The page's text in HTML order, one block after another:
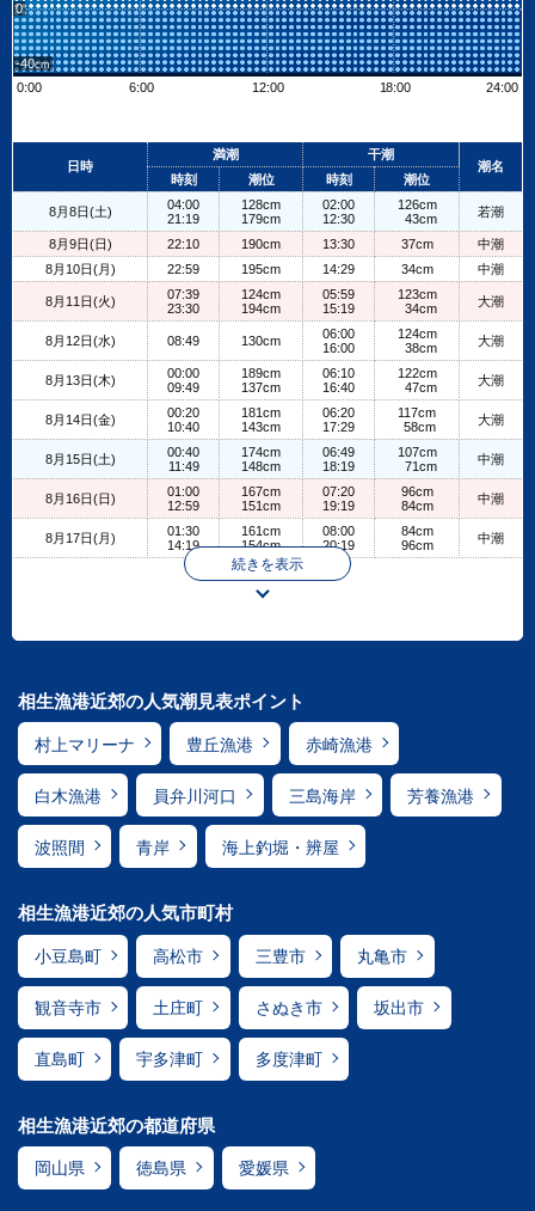
0
-40
0:00
6:00 12:00 18:00 24:00
+
日時
満潮
干潮
潮名
時刻
潮位 時刻 潮位
8月8日(土)
04:00
21:19
128cm
179cm
02:00
12:30
126cm
43cm
若潮
8月9日(日) 22:10 190cm 13:30 37cm
中潮
8月10日(月)
22:59 195cm 14:29 34cm 中潮
8月11日(火)
07:39
23:30
124cm
194cm
05:59
15:19
123cm
34cm
大潮
8月12日(水) 08:49 130cm
06:00
16:00
124cm
38cm
大潮
8月13日(木)
00:00
09:49
189cm
137cm
06:10
16:40
122cm
47cm
大潮
8月14日(金)
00:20
10:40
181cm
143cm
06:20
17:29
117cm
58cm
大潮
8月15日(土)
00:40
11:49
174cm
148cm
06:49
18:19
107cm
71cm
中潮
8月16日(日)
01:00
12:59
167cm
151cm
07:20
19:19
96cm
84cm
中潮
8月17日(月)
01:30
14:19
161cm
154cm
08:00
20:19
84cm
96cm
中潮
続きを表示
相生漁港近郊の人気潮見表ポイント
村上マリーナ 豊丘漁港 赤崎漁港
白木漁港 員弁川河口 三島海岸 芳養漁港
波照間 青岸 海上釣堀・辨屋
相生漁港近郊の人気市町村
小豆島町 高松市 三豊市 丸亀市
観音寺市 土庄町 さぬき市 坂出市
直島町 宇多津町 多度津町
相生漁港近郊の都道府県
岡山県 徳島県 愛媛県